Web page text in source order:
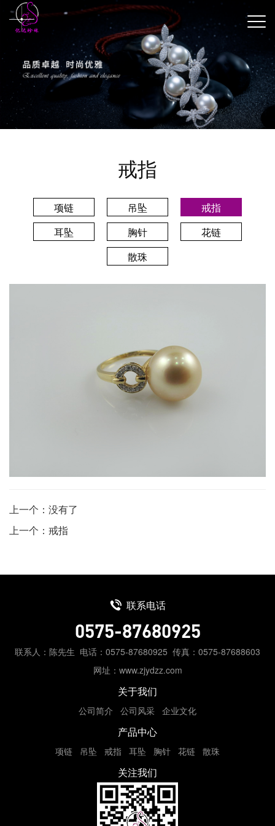
戒指
项链 吊坠
戒指
耳坠
胸针
花链
散珠
上一个：没有了
上一个：戒指
联系电话
0575-87680925
联系人：陈先生 电话：0575-87680925 传真：0575-87688603
网址：www.zjydzz.com
关于我们
公司简介 公司风采 企业文化
产品中心
项链 吊坠 戒指 耳坠 胸针 花链 散珠
关注我们